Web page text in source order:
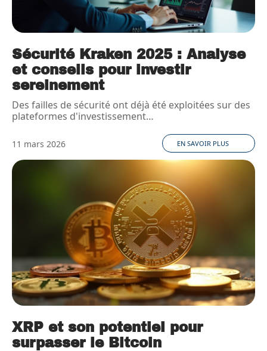
Sécurité Kraken 2025 : Analyse
et conseils pour investir
sereinement
Des failles de sécurité ont déjà été exploitées sur des
plateformes d'investissement…
11 mars 2026 EN SAVOIR PLUS
XRP et son potentiel pour
surpasser le Bitcoin